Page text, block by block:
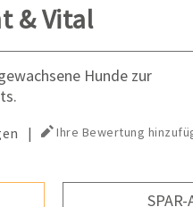
& Vital
Hunde zur
| Ihre Bewertung
SPAR-